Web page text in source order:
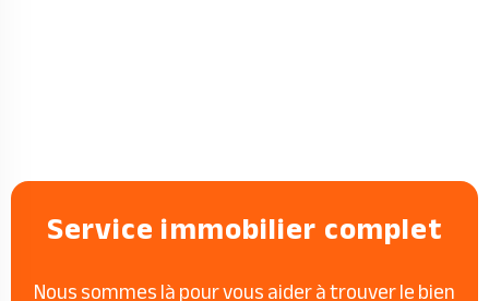
Service immobilier complet
Nous sommes là pour vous aider à trouver le bien